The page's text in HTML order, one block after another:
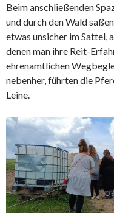
Beim anschließenden
und durch den Wald
etwas unsicher im Sattel,
denen man ihre Reit-
ehrenamtlichen
nebenher, führten die
Leine.